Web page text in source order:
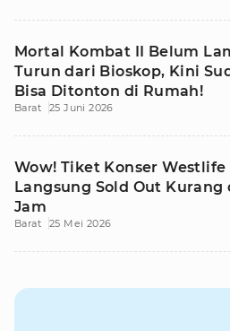
Mortal Kombat II Belum
Turun dari Bioskop, Kini
Bisa Ditonton di Rumah!
Barat 25 Juni 2026
Wow! Tiket Konser Westlife
Langsung Sold Out Kurang
Jam
Barat 25 Mei 2026